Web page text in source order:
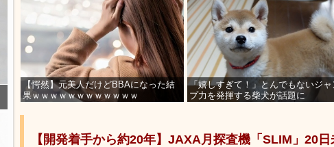
【愕然】元美人だけどBBAになった結
果ｗｗｗｗｗｗｗｗｗｗｗｗ
「嬉しすぎて！」とんでもないジャ
プ力を発揮する柴犬が話題に
【開発着手から約20年】JAXA月探査機「SLIM」20